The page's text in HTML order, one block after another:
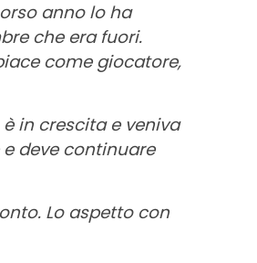
anno lo ha
che era fuori.
come giocatore,
in crescita e veniva
deve continuare
Lo aspetto con